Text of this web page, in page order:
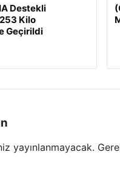
Destekli
Kilo
Geçirildi
yayınlanmayacak.